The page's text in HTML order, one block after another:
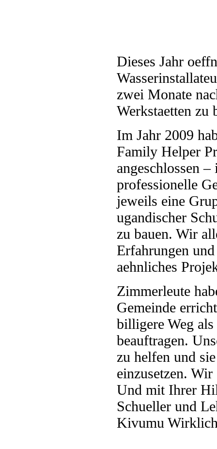
Dieses Jahr
zwei Monate
Werkstaetten zu
Im Jahr 2009
Family Helper
angeschlossen
professionelle
jeweils eine
ugandischer
zu bauen. Wir
Erfahrungen
aehnliches
Zimmerleute
Gemeinde
billigere Weg
beauftragen.
zu helfen und
einzusetzen. Wir
Und mit Ihrer
Schueller und
Kivumu